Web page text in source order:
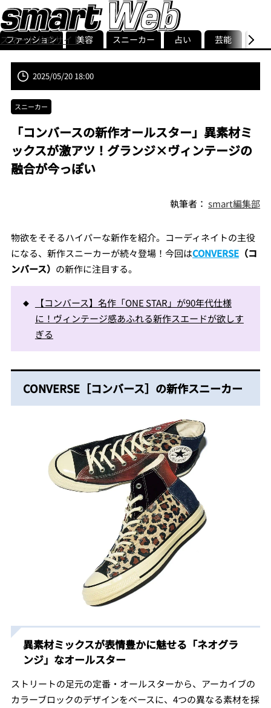
スマート公式サイト
smart最新号
記事一覧ランキング
ストリ
ファッション 美容 スニーカー 占い 芸能 グル
2025/05/20 18:00
スニーカー
「コンバースの新作オールスター」異素材ミ
ックスが激アツ！グランジ×ヴィンテージの
融合が今っぽい
執筆者：smart編集部
物欲をそそるハイパーな新作を紹介。コーディネイトの主役
になる、新作スニーカーが続々登場！今回はCONVERSE（コ
ンバース） の新作に注目する。
【コンバース】名作「ONE STAR」が90年代仕様
に！ヴィンテージ感あふれる新作スエードが欲しす
ぎる
CONVERSE［コンバース］の新作スニーカー
異素材ミックスが表情豊かに魅せる「ネオグラ
ンジ」なオールスター
ストリートの足元の定番・オールスターから、アーカイブの
カラーブロックのデザインをベースに、4つの異なる素材を採